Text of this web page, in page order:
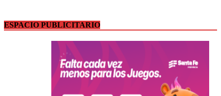
ESPACIO PUBLICITARIO